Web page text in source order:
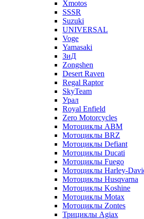
Xmotos
SSSR
Suzuki
UNIVERSAL
Voge
Yamasaki
ЗиД
Zongshen
Desert Raven
Regal Raptor
SkyTeam
Урал
Royal Enfield
Zero Motorcycles
Мотоциклы ABM
Мотоциклы BRZ
Мотоциклы Defiant
Мотоциклы Ducati
Мотоциклы Fuego
Мотоциклы Harley-
Мотоциклы Husqvarna
Мотоциклы Koshine
Мотоциклы Motax
Мотоциклы Zontes
Трициклы Agiax